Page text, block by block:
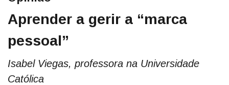
Aprender a gerir a “marca
pessoal”
Isabel Viegas, professora na Universidade
Católica